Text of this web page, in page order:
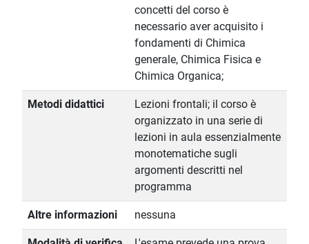
concetti del corso è
necessario aver acquisito i
fondamenti di Chimica
generale, Chimica Fisica e
Chimica Organica;
Metodi didattici
Lezioni frontali; il corso è
organizzato in una serie di
lezioni in aula essenzialmente
monotematiche sugli
argomenti descritti nel
programma
Altre informazioni nessuna